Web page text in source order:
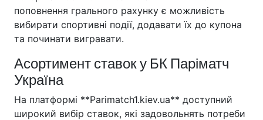
поповнення грального рахунку є можливість
вибирати спортивні події, додавати їх до купона
та починати вигравати.
Асортимент ставок у БК Паріматч
Україна
На платформі **Parimatch1.kiev.ua** доступний
широкий вибір ставок, які задовольнять потреби